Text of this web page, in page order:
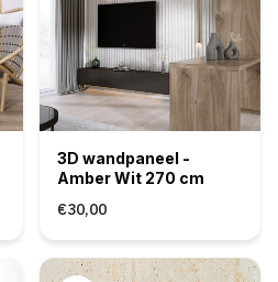
3D wandpaneel -
Amber Wit 270 cm
€30,00